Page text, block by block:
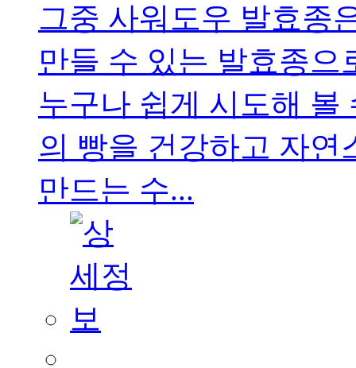
그중 사워도우 발효종
만들 수 있는 발효종으
누구나 쉽게 시도해 볼
의 빵을 건강하고 자연
만드는 수...